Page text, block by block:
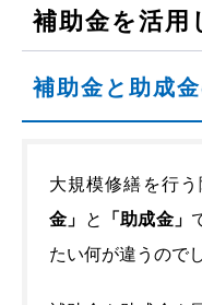
補助金を活用
補助金と助成
大規模修繕を行う
金」 と 「助成金」
たい何が違うので